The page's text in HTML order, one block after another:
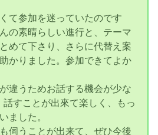
て参加を迷っていたのです
の素晴らしい進行と、テーマ
めて下さり、さらに代替え案
かりました。参加できてよか
違うためお話する機会が少な
話すことが出來て楽しく、もっ
ました。
伺うことが出来て、ぜひ今後